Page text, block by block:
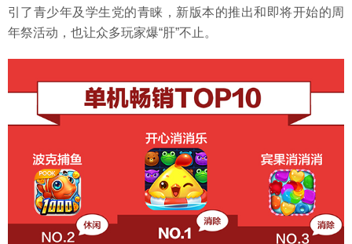
引了青少年及学生党的青睐，新版本的推出和即将开始的周
年祭活动，也让众多玩家爆“肝”不止。